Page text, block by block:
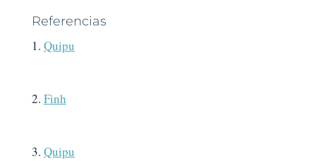
Referencias
1. Quipu
2. Finh
3. Quipu